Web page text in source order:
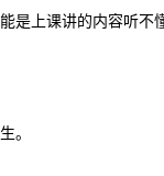
是上课讲的内容听
。